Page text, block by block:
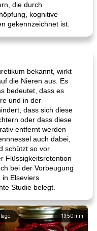
die durch
kognitive
gekennzeichnet ist.
bekannt, wirkt
die Nieren aus. Es
bedeutet, dass es
und in der
dass sich diese
oder dass diese
entfernt werden
auch dabei,
schützt so vor
Flüssigkeitsretention
bei der Vorbeugung
in Elseviers
Studie belegt.
1350 min